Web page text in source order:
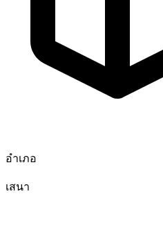
อำเภอ
เสนา